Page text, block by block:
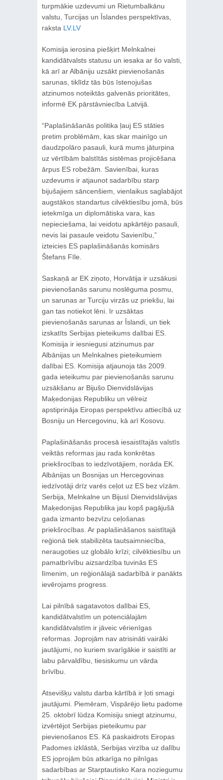
turpmākie uzdevumi un Rietumbalkānu
valstu, Turcijas un Īslandes perspektīvas,
raksta LV.LV
Komisija ierosina piešķirt Melnkalnei
kandidātvalsts statusu un iesaka ar šo valsti,
kā arī ar Albāniju uzsākt pievienošanās
sarunas, tiklīdz tās būs īstenojušas
atzinumos noteiktās galvenās prioritātes,
informē EK pārstāvniecība Latvijā.
“Paplašināšanās politika ļauj ES stāties
pretim problēmām, kas skar mainīgo un
daudzpolāro pasauli, kurā mums jāturpina
uz vērtībām balstītās sistēmas projicēšana
ārpus ES robežām. Savienībai, kuras
uzdevums ir atjaunot sadarbību starp
bijušajiem sāncenšiem, vienlaikus saglabājot
augstākos standartus cilvēktiesību jomā, būs
ietekmīga un diplomātiska vara, kas
nepieciešama, lai veidotu apkārtējo pasauli,
nevis lai pasaule veidotu Savienību,”
izteicies ES paplašināšanās komisārs
Štefans Fīle.
Saskaņā ar EK ziņoto, Horvātija ir uzsākusi
pievienošanās sarunu noslēguma posmu,
un sarunas ar Turciju virzās uz priekšu, lai
gan tas notiekot lēni. Ir uzsāktas
pievienošanās sarunas ar Īslandi, un tiek
izskatīts Serbijas pieteikums dalībai ES.
Komisija ir iesniegusi atzinumus par
Albānijas un Melnkalnes pieteikumiem
dalībai ES. Komisija atjaunoja tās 2009.
gada ieteikumu par pievienošanās sarunu
uzsākšanu ar Bijušo Dienvidslāvijas
Maķedonijas Republiku un vēlreiz
apstiprināja Eiropas perspektīvu attiecībā uz
Bosniju un Hercegovinu, kā arī Kosovu.
Paplašināšanās procesā iesaistītajās valstīs
veiktās reformas jau rada konkrētas
priekšrocības to iedzīvotājiem, norāda EK.
Albānijas un Bosnijas un Hercegovinas
iedzīvotāji drīz varēs ceļot uz ES bez vīzām.
Serbija, Melnkalne un Bijusī Dienvidslāvijas
Maķedonijas Republika jau kopš pagājušā
gada izmanto bezvīzu ceļošanas
priekšrocības. Ar paplašināšanos saistītajā
reģionā tiek stabilizēta tautsaimniecība,
neraugoties uz globālo krīzi; cilvēktiesību un
pamatbrīvību aizsardzība tuvinās ES
līmenim, un reģionālajā sadarbībā ir panākts
ievērojams progress.
Lai pilnībā sagatavotos dalībai ES,
kandidātvalstīm un potenciālajām
kandidātvalstīm ir jāveic vērienīgas
reformas. Joprojām nav atrisināti vairāki
jautājumi, no kuriem svarīgākie ir saistīti ar
labu pārvaldību, tiesiskumu un vārda
brīvību.
Atsevišķu valstu darba kārtībā ir ļoti smagi
jautājumi. Piemēram, Vispārējo lietu padome
25. oktobrī lūdza Komisiju sniegt atzinumu,
izvērtējot Serbijas pieteikumu par
pievienošanos ES. Kā paskaidrots Eiropas
Padomes izklāstā, Serbijas virzība uz dalību
ES joprojām būs atkarīga no pilnīgas
sadarbības ar Starptautisko Kara noziegumu